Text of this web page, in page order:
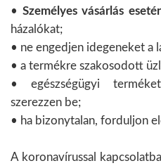
• Személyes vásárlás
házalókat;
• ne engedjen idegeneket a
• a termékre szakosodott
• egészségügyi
szerezzen be;
• ha bizonytalan, forduljon
A koronavírussal